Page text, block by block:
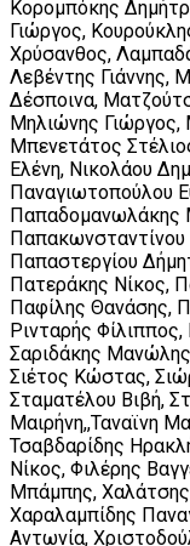
Κορομπόκης
Γιώργος,
Χρύσανθος,
Λεβέντης Γιάννης,
Δέσποινα,
Μηλιώνης
Μπενετάτος
Ελένη, Νικολάου
Παναγιωτοπούλου
Παπαδομανωλάκης
Παπαστεργίου
Πατεράκης Νίκος,
Παφίλης Θανάσης,
Ρινταρής
Σαριδάκης
Σιέτος Κώστας,
Σταματέλου Βιβή,
Μαιρήνη,,Ταναϊνη
Τσαβδαρίδης
Νίκος, Φιλέρης
Μπάμπης,
Χαραλαμπίδης
Αντωνία,